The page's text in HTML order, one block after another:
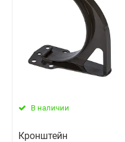
В наличии
Кронштейн